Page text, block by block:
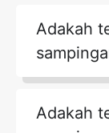
Adakah
Adakah